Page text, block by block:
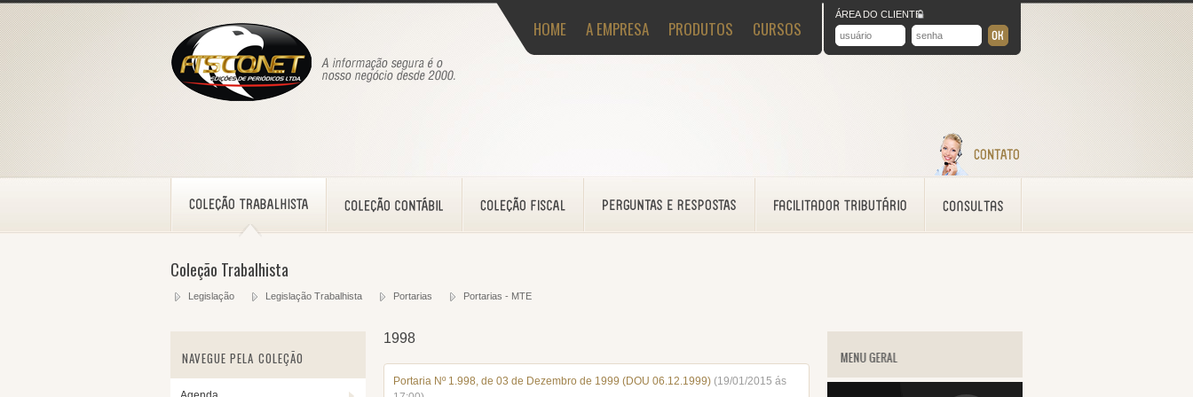
HOME A EMPRESA PRODUTOS CURSOS
ÁREA DO CLIENTE
Coleção Trabalhista
Legislação Legislação Trabalhista Portarias Portarias - MTE
NAVEGUE PELA COLEÇÃO
1998
Portaria Nº 1.998, de 03 de Dezembro de 1999 (DOU 06.12.1999) (19/01/2015 ás